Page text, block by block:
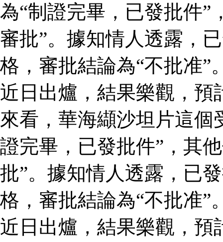
為“制證完畢，已發批件”
審批”。據知情人透露，
格，審批結論為“不批准”
近日出爐，結果樂觀，預
來看，華海纈沙坦片這個
證完畢，已發批件”，其
批”。據知情人透露，已
格，審批結論為“不批准”
近日出爐，結果樂觀，預